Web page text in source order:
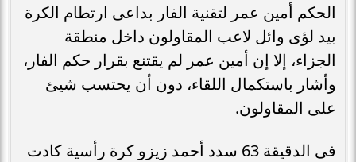
الحكم أمين عمر لتقنية الفار بداعى ارتطام الكرة
بيد لؤى وائل لاعب المقاولون داخل منطقة
الجزاء، إلا إن أمين عمر لم يقتنع بقرار حكم الفار،
وأشار باستكمال اللقاء، دون أن يحتسب شيئ
على المقاولون.
فى الدقيقة 63 سدد أحمد زيزو كرة رأسية كادت